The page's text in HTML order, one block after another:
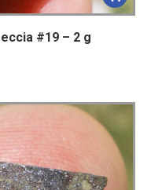
#19 – 2 g